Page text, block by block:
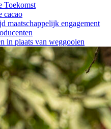
Toekomst
cacao
maatschappelijk engagement
in plaats van weggooien